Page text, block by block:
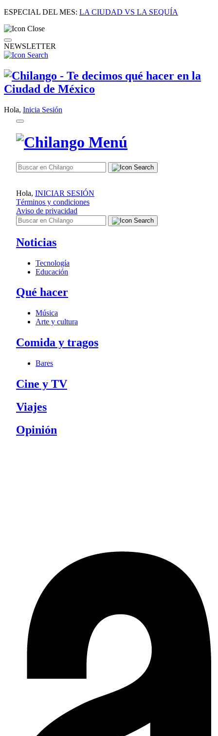
ESPECIAL DEL MES: LA CIUDAD VS LA SEQUÍA
NEWSLETTER
Hola, Inicia Sesión
Hola, INICIAR SESIÓN
Términos y condiciones
Aviso de privacidad
Noticias
Tecnología
Educación
Qué hacer
Música
Arte y cultura
Comida y tragos
Bares
Cine y TV
Viajes
Opinión